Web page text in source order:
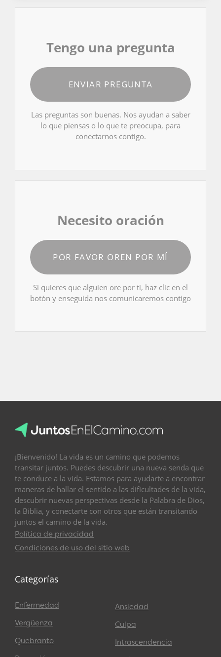
Tengo una pregunta
ENVIAR PREGUNTA
Las preguntas son buenas. Nos ayudan a saber
lo que piensas o lo que te preocupa, para
conectarnos contigo.
Necesito oración
POR FAVOR OREN POR MÍ
Si quieres que alguien ore por ti, haz clic en el
botón y enseguida nos comunicaremos contigo
¡Bienvenido! La vida es un camino que podemos
transitar juntos. Puedes descubrir una nueva senda que
te conduce a la vida. Estamos para ayudarte a encontrar
maneras de hallar el sentido a las dificultades de la vida,
descubrir nuevas perspectivas desde la Palabra de Dios,
la Biblia, y conectarte con otros que están transitando
juntos el camino de la vida.
Política de privacidad
Condiciones de uso del sitio web
Categorías
Enfermedad
Vergüenza
Quebranto
Ansiedad
Culpa
Intrascendencia